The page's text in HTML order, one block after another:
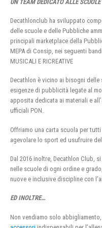
UN TEAM DEDICATO ALLE SCUOLE
Decathlonclub ha sviluppato
delle scuole e delle Pubbliche
principali marketplace della
MEPA di Consip, nei seguenti
MUSICALI E RICREATIVE
Decathlon è vicino ai bisogni
esigenze di pubblicità legate al
apposita dedicata ai materiali e
ufficiali PON.
Offriamo una carta scuola per
agevolare lo sport ed usufruire
Dal 2016 inoltre, Decathlon Club,
nelle scuole di ogni ordine e
nuove e inclusive discipline con
ED INOLTRE…
Non vendiamo solo